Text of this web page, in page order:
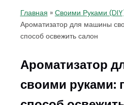
Главная
Своими Руками
Ароматизатор для машины
способ освежить салон
Ароматизатор
своими руками: